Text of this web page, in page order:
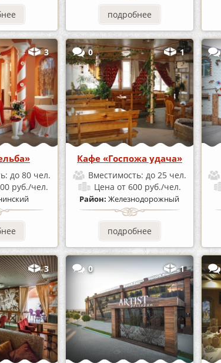
подробнее
3
до 80 чел.
руб./чел.
0 1
Кафе «Госпожа удача»
Вместимость: до 25 чел.
Ценаот 600 руб./чел.
Район:Железнодорожный
подробнее
3 0 1